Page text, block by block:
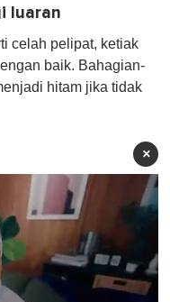
luaran
celah pelipat, ketiak
baik. Bahagian-
hitam jika tidak
×